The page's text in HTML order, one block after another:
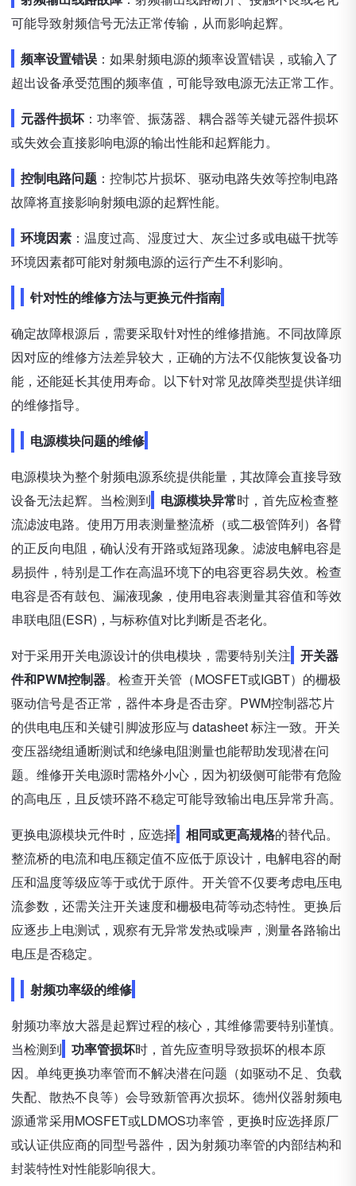
可能导致射频信号无法正常传输，从而影响起辉。
频率设置错误 ：如果射频电源的频率设置错误，或输入了
超出设备承受范围的频率值，可能导致电源无法正常工作。
元器件损坏 ：功率管、振荡器、耦合器等关键元器件损坏
或失效会直接影响电源的输出性能和起辉能力。
控制电路问题 ：控制芯片损坏、驱动电路失效等控制电路
故障将直接影响射频电源的起辉性能。
环境因素 ：温度过高、湿度过大、灰尘过多或电磁干扰等
环境因素都可能对射频电源的运行产生不利影响。
针对性的维修方法与更换元件指南
确定故障根源后，需要采取针对性的维修措施。不同故障原
因对应的维修方法差异较大，正确的方法不仅能恢复设备功
能，还能延长其使用寿命。以下针对常见故障类型提供详细
的维修指导。
电源模块问题的维修
电源模块为整个射频电源系统提供能量，其故障会直接导致
设备无法起辉。当检测到
电源模块异常时，首先应检查整
流滤波电路。使用万用表测量整流桥（或二极管阵列）各臂
的正反向电阻，确认没有开路或短路现象。滤波电解电容是
易损件，特别是工作在高温环境下的电容更容易失效。检查
电容是否有鼓包、漏液现象，使用电容表测量其容值和等效
串联电阻(ESR)，与标称值对比判断是否老化。
对于采用开关电源设计的供电模块，需要特别关注 开关器
件和PWM控制器。检查开关管（MOSFET或IGBT）的栅极
驱动信号是否正常，器件本身是否击穿。PWM控制器芯片
的供电电压和关键引脚波形应与 datasheet 标注一致。开关
变压器绕组通断测试和绝缘电阻测量也能帮助发现潜在问
题。维修开关电源时需格外小心，因为初级侧可能带有危险
的高电压，且反馈环路不稳定可能导致输出电压异常升高。
更换电源模块元件时，应选择 相同或更高规格的替代品。
整流桥的电流和电压额定值不应低于原设计，电解电容的耐
压和温度等级应等于或优于原件。开关管不仅要考虑电压电
流参数，还需关注开关速度和栅极电荷等动态特性。更换后
应逐步上电测试，观察有无异常发热或噪声，测量各路输出
电压是否稳定。
射频功率级的维修
射频功率放大器是起辉过程的核心，其维修需要特别谨慎。
当检测到 功率管损坏时，首先应查明导致损坏的根本原
因。单纯更换功率管而不解决潜在问题（如驱动不足、负载
失配、散热不良等）会导致新管再次损坏。德州仪器射频电
源通常采用MOSFET或LDMOS功率管，更换时应选择原厂
或认证供应商的同型号器件，因为射频功率管的内部结构和
封装特性对性能影响很大。